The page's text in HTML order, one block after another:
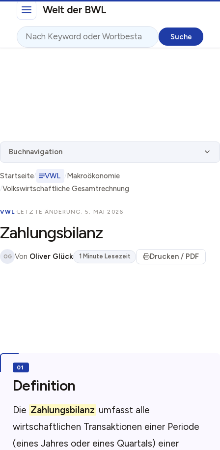
Direkt zum InhaltWelt der BWL
Suche
Buchnavigation
Startseite VWL
Makroökonomie
Volkswirtschaftliche Gesamtrechnung
VWL· LETZTE ÄNDERUNG: 5. MAI 2026
Zahlungsbilanz
OG Von Oliver Glück 1 Minute Lesezeit Drucken / PDF
Definition
Die Zahlungsbilanz umfasst alle
wirtschaftlichen Transaktionen einer Periode
(eines Jahres oder eines Quartals) einer